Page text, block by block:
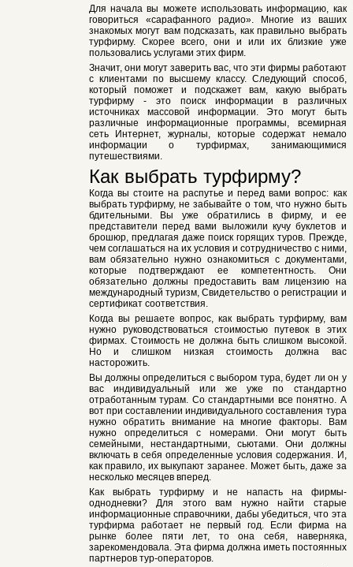
Для начала вы можете использовать информацию, как
говориться «сарафанного радио». Многие из ваших
знакомых могут вам подсказать, как правильно выбрать
турфирму. Скорее всего, они и или их близкие уже
пользовались услугами этих фирм.
Значит, они могут заверить вас, что эти фирмы работают
с клиентами по высшему классу. Следующий способ,
который поможет и подскажет вам, какую выбрать
турфирму - это поиск информации в различных
источниках массовой информации. Это могут быть
различные информационные программы, всемирная
сеть Интернет, журналы, которые содержат немало
информации о турфирмах, занимающимися
путешествиями.
Как выбрать турфирму?
Когда вы стоите на распутье и перед вами вопрос: как
выбрать турфирму, не забывайте о том, что нужно быть
бдительными. Вы уже обратились в фирму, и ее
представители перед вами выложили кучу буклетов и
брошюр, предлагая даже поиск горящих туров. Прежде,
чем соглашаться на их условия и сотрудничество с ними,
вам обязательно нужно ознакомиться с документами,
которые подтверждают ее компетентность. Они
обязательно должны предоставить вам лицензию на
международный туризм, Свидетельство о регистрации и
сертификат соответствия.
Когда вы решаете вопрос, как выбрать турфирму, вам
нужно руководствоваться стоимостью путевок в этих
фирмах. Стоимость не должна быть слишком высокой.
Но и слишком низкая стоимость должна вас
насторожить.
Вы должны определиться с выбором тура, будет ли он у
вас индивидуальный или же уже по стандартно
отработанным турам. Со стандартными все понятно. А
вот при составлении индивидуального составления тура
нужно обратить внимание на многие факторы. Вам
нужно определиться с номерами. Они могут быть
семейными, нестандартными, сьютами. Они должны
включать в себя определенные условия содержания. И,
как правило, их выкупают заранее. Может быть, даже за
несколько месяцев вперед.
Как выбрать турфирму и не напасть на фирмы-
однодневки? Для этого вам нужно найти старые
информационные справочники, дабы убедиться, что эта
турфирма работает не первый год. Если фирма на
рынке более пяти лет, то она себя, наверняка,
зарекомендовала. Эта фирма должна иметь постоянных
партнеров тур-операторов.